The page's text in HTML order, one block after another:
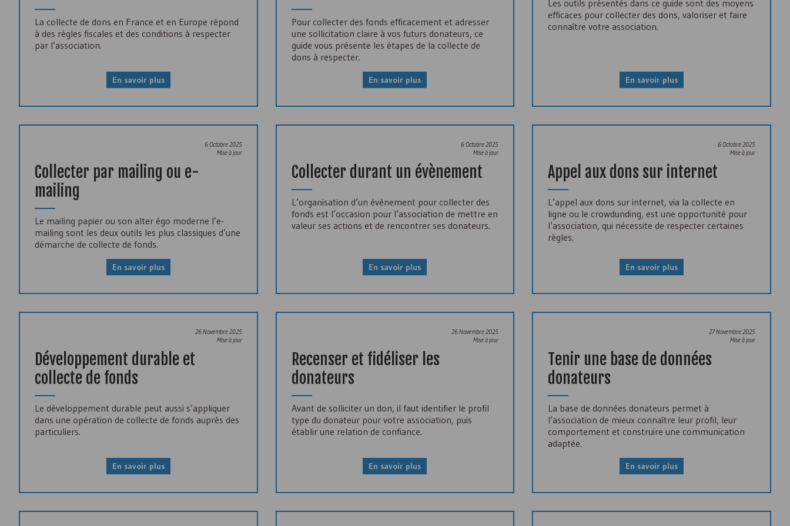
La collecte de dons en France et en Europe répond
à des règles fiscales et des conditions à respecter
par l’association.
En savoir plus
Pour collecter des fonds efficacement et adresser
une sollicitation claire à vos futurs donateurs, ce
guide vous présente les étapes de la collecte de
dons à respecter.
En savoir plus
Les outils présentés dans ce guide sont des moyens
efficaces pour collecter des dons, valoriser et faire
connaître votre association.
En savoir plus
6 Octobre 2025
Mise à jour
Collecter par mailing ou e-
mailing
Le mailing papier ou son alter égo moderne l’e-
mailing sont les deux outils les plus classiques d’une
démarche de collecte de fonds.
En savoir plus
6 Octobre 2025
Mise à jour
Collecter durant un évènement
L’organisation d’un événement pour collecter des
fonds est l’occasion pour l’association de mettre en
valeur ses actions et de rencontrer ses donateurs.
En savoir plus
6 Octobre 2025
Mise à jour
Appel aux dons sur internet
L’appel aux dons sur internet, via la collecte en
ligne ou le crowdunding, est une opportunité pour
l’association, qui nécessite de respecter certaines
règles.
En savoir plus
26 Novembre 2025
Mise à jour
Développement durable et
collecte de fonds
Le développement durable peut aussi s’appliquer
dans une opération de collecte de fonds auprès des
particuliers.
En savoir plus
26 Novembre 2025
Mise à jour
Recenser et fidéliser les
donateurs
Avant de solliciter un don, il faut identifier le profil
type du donateur pour votre association, puis
établir une relation de confiance.
En savoir plus
27 Novembre 2025
Mise à jour
Tenir une base de données
donateurs
La base de données donateurs permet à
l’association de mieux connaître leur profil, leur
comportement et construire une communication
adaptée.
En savoir plus